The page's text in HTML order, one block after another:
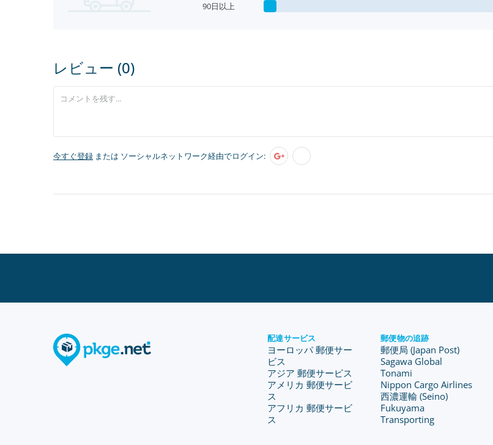
90日以上
レビュー (0)
今すぐ登録 または ソーシャルネットワーク経由でログイン:
配達サービス
ヨーロッパ 郵便サー
ビス
アジア 郵便サービス
アメリカ 郵便サービ
ス
アフリカ 郵便サービ
ス
郵便物の追跡
郵便局 (Japan Post)
Sagawa Global
Tonami
Nippon Cargo Airlines
西濃運輸 (Seino)
Fukuyama
Transporting